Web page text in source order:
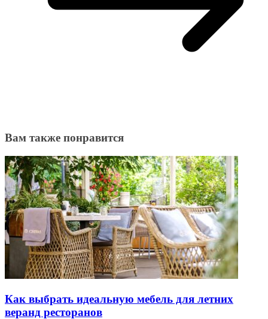
Вам также понравится
Как выбрать идеальную мебель для летних
веранд ресторанов